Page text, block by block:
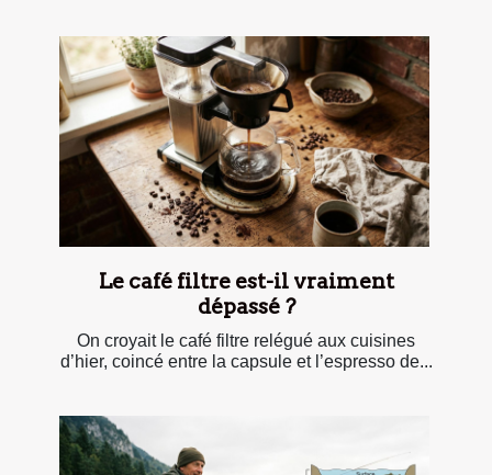
Le café filtre est-il vraiment
dépassé ?
On croyait le café filtre relégué aux cuisines
d’hier, coincé entre la capsule et l’espresso de...